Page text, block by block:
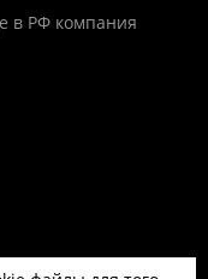
в РФ компания